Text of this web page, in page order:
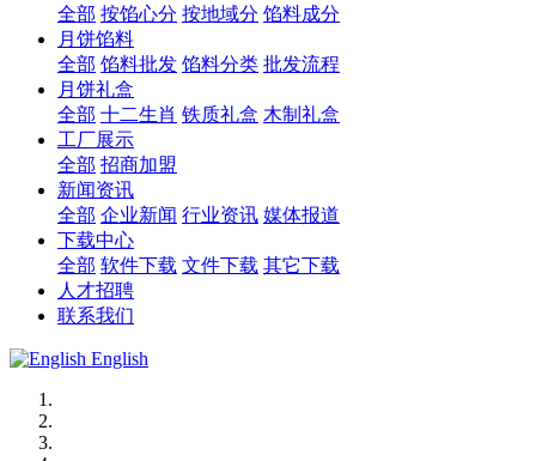
全部 按馅心分 按地域分 馅料成分
月饼馅料
全部 馅料批发 馅料分类 批发流程
月饼礼盒
全部 十二生肖 铁质礼盒 木制礼盒
工厂展示
全部 招商加盟
新闻资讯
全部 企业新闻 行业资讯 媒体报道
下载中心
全部 软件下载 文件下载 其它下载
人才招聘
联系我们
English